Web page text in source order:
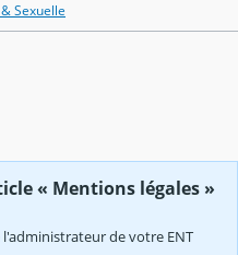
Sexuelle
« Mentions légales »
de votre ENT